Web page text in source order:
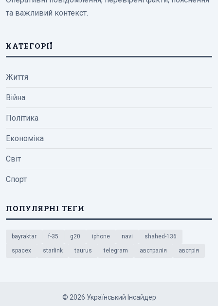
та важливий контекст.
КАТЕГОРІЇ
Життя
Війна
Політика
Економіка
Світ
Спорт
ПОПУЛЯРНІ ТЕГИ
bayraktar f-35 g20 iphone navi shahed-136
spacex starlink taurus telegram австралія австрія
© 2026 Український Інсайдер